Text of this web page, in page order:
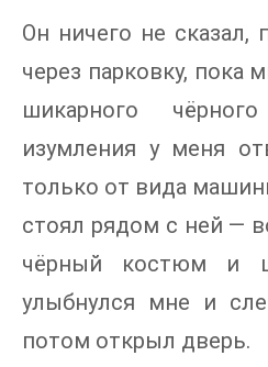
Он ничего не сказал,
через парковку, пока
шикарного
изумления у меня
только от вида
стоял рядом с ней —
чёрный костюм и
улыбнулся мне и
потом открыл дверь.